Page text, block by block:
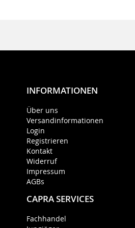
INFORMATIONEN
Über uns
Versandinformationen
Login
Registrieren
Kontakt
Widerruf
Impressum
AGBs
CAPRA SERVICES
Fachhandel